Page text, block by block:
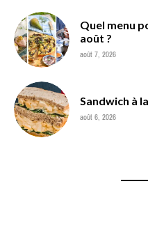
Quel menu
août ?
août 7, 2026
Sandwich à
août 6, 2026